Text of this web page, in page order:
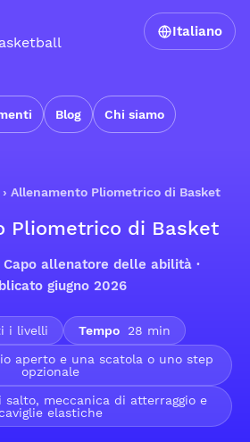
Blog Chi siamo
Italiano
› Allenamento Pliometrico di Basket
Pliometrico di Basket
Capo allenatore delle abilità ·
giugno 2026
i livelli Tempo
28 min
aperto e una scatola o uno step
opzionale
salto, meccanica di atterraggio e
elastiche